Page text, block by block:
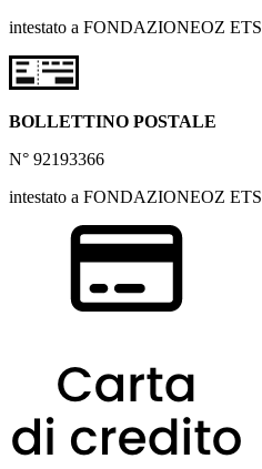
intestato a FONDAZIONEOZ ETS
BOLLETTINO POSTALE
N° 92193366
intestato a FONDAZIONEOZ ETS